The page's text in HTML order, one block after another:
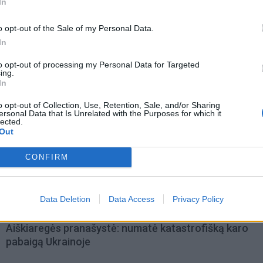
opt-out of the Sale of my Personal Data.
opt-out of processing my Personal Data for Targeted
opt-out of Collection, Use, Retention, Sale, and/or Sharing
Data that Is Unrelated with the Purposes for which it
CONFIRM
Data Deletion Data Access Privacy Policy
grįžusi Karina
didžiausią savo
užtenka
Aiškiaregės pranašystė: numatė katastrofišką karo
pabaigą Ukrainoje